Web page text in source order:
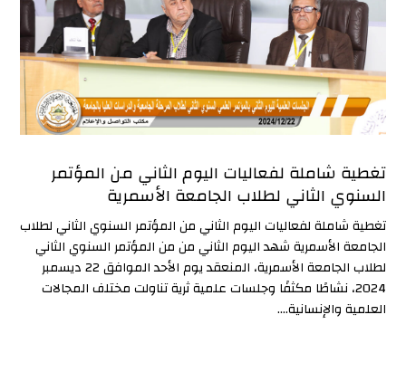
تغطية شاملة لفعاليات اليوم الثاني من المؤتمر
السنوي الثاني لطلاب الجامعة الأسمرية
تغطية شاملة لفعاليات اليوم الثاني من المؤتمر السنوي الثاني لطلاب
الجامعة الأسمرية شهد اليوم الثاني من من المؤتمر السنوي الثاني
لطلاب الجامعة الأسمرية، المنعقد يوم الأحد الموافق 22 ديسمبر
2024، نشاطًا مكثفًا وجلسات علمية ثرية تناولت مختلف المجالات
العلمية والإنسانية....